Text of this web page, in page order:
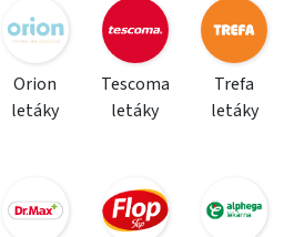
Orion
letáky
Tescoma
letáky
Trefa
letáky